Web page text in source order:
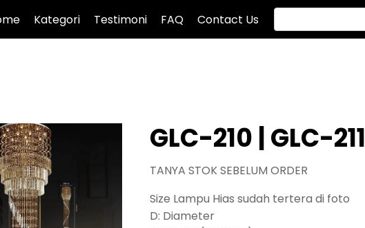
Kategori Testimoni FAQ Contact Us
GLC-210 | GLC-211
TANYA STOK SEBELUM ORDER
Size Lampu Hias sudah tertera di foto
D: Diameter